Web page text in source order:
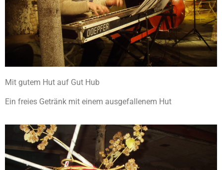
Mit gutem Hut auf Gut Hub
Ein freies Getränk mit einem ausgefallenem Hut